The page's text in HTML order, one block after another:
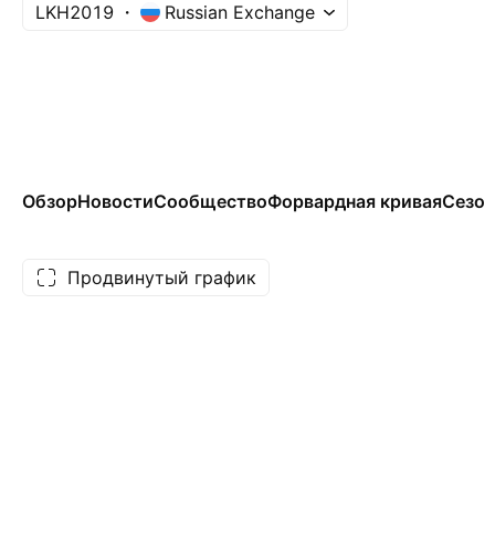
LKH2019
Russian Exchange
ОбзорНовостиСообществоФорвардная кривая
Продвинутый график